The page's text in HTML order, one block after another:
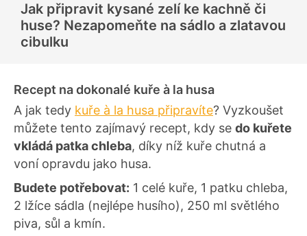
n
o
c
n
Jak připravit kysané zelí ke kachně či
huse? Nezapomeňte na sádlo a zlatavou
cibulku
Recept na dokonalé kuře à la husa
A jak tedy kuře à la husa připravíte? Vyzkoušet
můžete tento zajímavý recept, kdy se do kuřete
vkládá patka chleba, díky níž kuře chutná a
voní opravdu jako husa.
Budete potřebovat: 1 celé kuře, 1 patku chleba,
2 lžíce sádla (nejlépe husího), 250 ml světlého
piva, sůl a kmín.